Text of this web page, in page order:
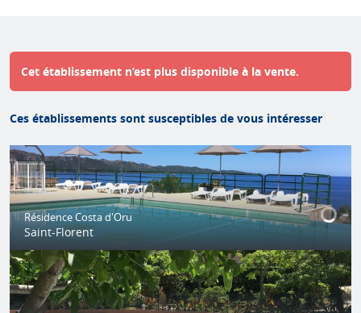
Cet établissement n’est plus disponible à la vente.
Ces établissements sont susceptibles de vous intéresser
Résidence Costa d'Oru
Saint-Florent